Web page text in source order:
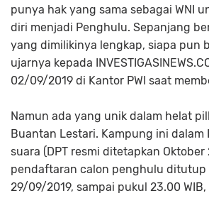
punya hak yang sama sebagai WNI
diri menjadi Penghulu. Sepanjang
yang dimilikinya lengkap, siapa pun
ujarnya kepada
02/09/2019 di Kantor PWI saat
Namun ada yang unik dalam helat
Buantan Lestari. Kampung ini dalam
suara (DPT resmi ditetapkan
pendaftaran calon penghulu ditutup
29/09/2019, sampai pukul 23.00